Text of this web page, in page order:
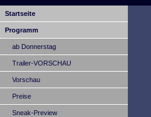
Startseite
Programm
ab Donnerstag
Trailer-VORSCHAU
Vorschau
Preise
Sneak-Preview